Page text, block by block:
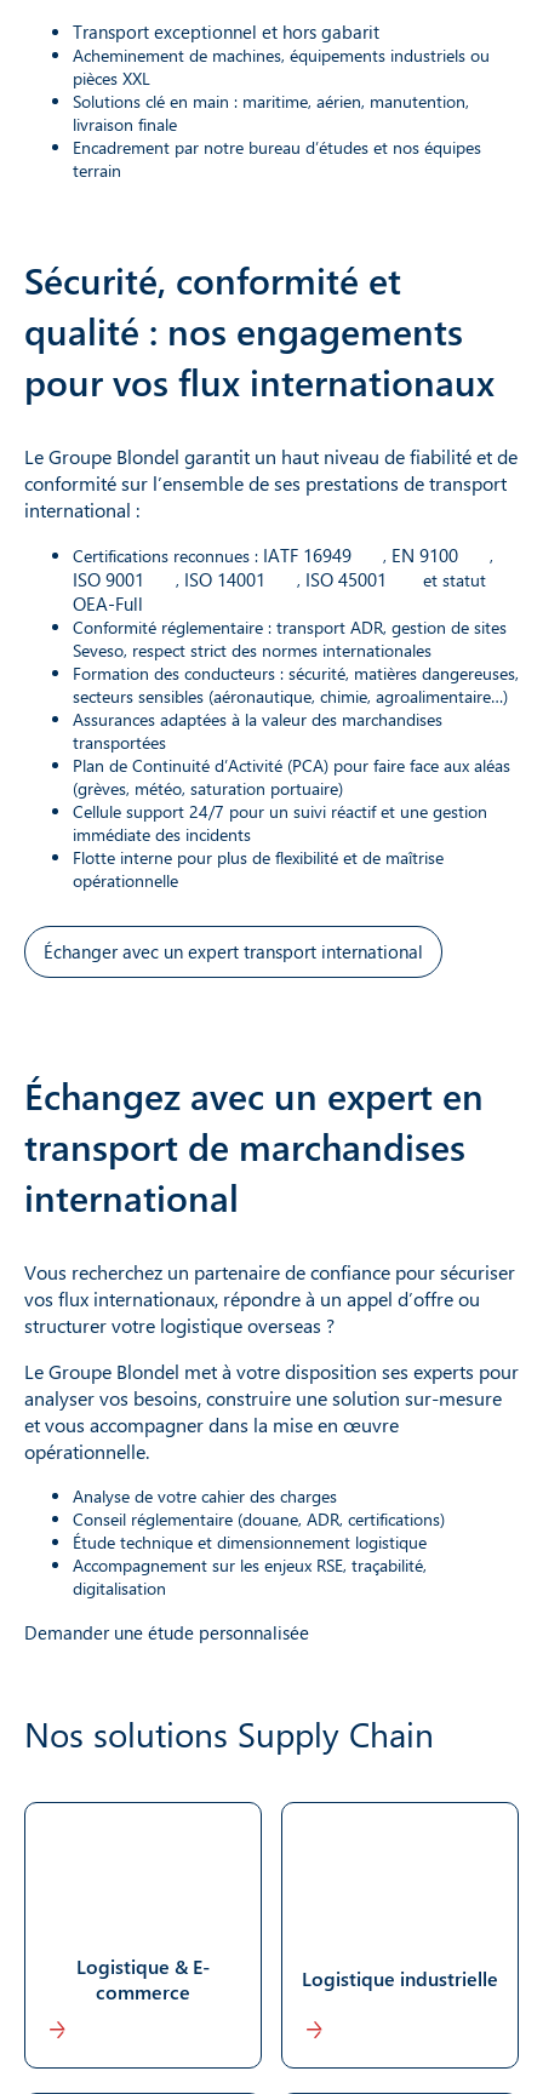
Transport exceptionnel et hors gabarit
Acheminement de machines, équipements industriels ou
pièces XXL
Solutions clé en main : maritime, aérien, manutention,
livraison finale
Encadrement par notre bureau d’études et nos équipes
terrain
Sécurité, conformité et
qualité : nos engagements
pour vos flux internationaux
Le Groupe Blondel garantit un haut niveau de fiabilité et de
conformité sur l’ensemble de ses prestations de transport
international :
Certifications reconnues : IATF 16949 , EN 9100 ,
ISO 9001 , ISO 14001 , ISO 45001 et statut
OEA-Full
Conformité réglementaire : transport ADR, gestion de sites
Seveso, respect strict des normes internationales
Formation des conducteurs : sécurité, matières dangereuses,
secteurs sensibles (aéronautique, chimie, agroalimentaire…)
Assurances adaptées à la valeur des marchandises
transportées
Plan de Continuité d’Activité (PCA) pour faire face aux aléas
(grèves, météo, saturation portuaire)
Cellule support 24/7 pour un suivi réactif et une gestion
immédiate des incidents
Flotte interne pour plus de flexibilité et de maîtrise
opérationnelle
Échanger avec un expert transport international
Échangez avec un expert en
transport de marchandises
international
Vous recherchez un partenaire de confiance pour sécuriser
vos flux internationaux, répondre à un appel d’offre ou
structurer votre logistique overseas ?
Le Groupe Blondel met à votre disposition ses experts pour
analyser vos besoins, construire une solution sur-mesure
et vous accompagner dans la mise en œuvre
opérationnelle.
Analyse de votre cahier des charges
Conseil réglementaire (douane, ADR, certifications)
Étude technique et dimensionnement logistique
Accompagnement sur les enjeux RSE, traçabilité,
digitalisation
Demander une étude personnalisée
Nos solutions Supply Chain
Logistique & E-
commerce
En savoir plus
Logistique industrielle
En savoir plus